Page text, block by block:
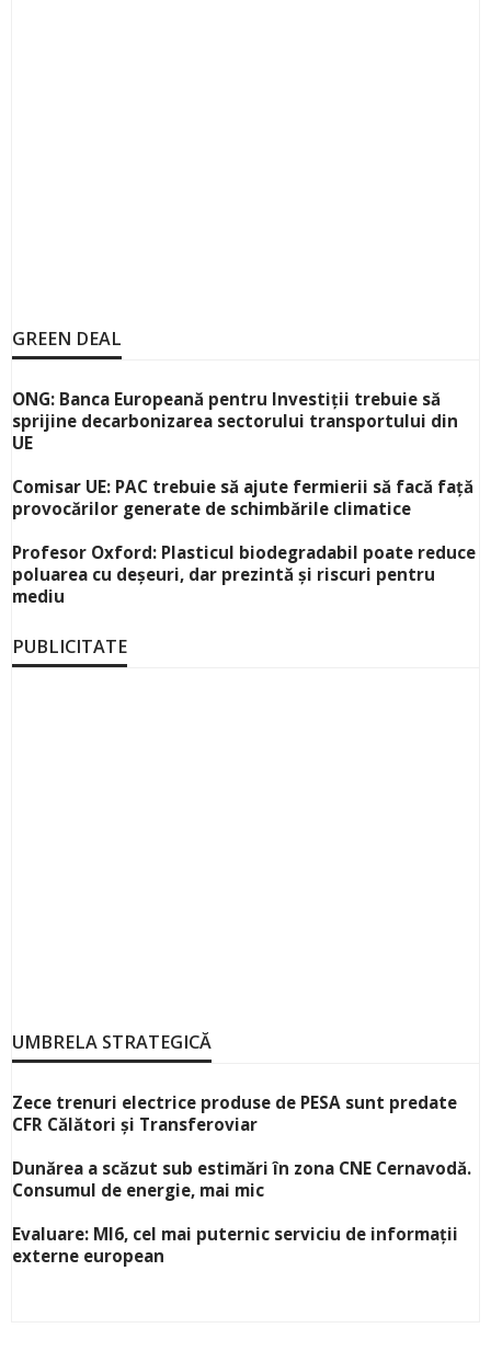
GREEN DEAL
ONG: Banca Europeană pentru Investiții trebuie să
sprijine decarbonizarea sectorului transportului din
UE
Comisar UE: PAC trebuie să ajute fermierii să facă față
provocărilor generate de schimbările climatice
Profesor Oxford: Plasticul biodegradabil poate reduce
poluarea cu deșeuri, dar prezintă și riscuri pentru
mediu
PUBLICITATE
UMBRELA STRATEGICĂ
Zece trenuri electrice produse de PESA sunt predate
CFR Călători și Transferoviar
Dunărea a scăzut sub estimări în zona CNE Cernavodă.
Consumul de energie, mai mic
Evaluare: MI6, cel mai puternic serviciu de informații
externe european